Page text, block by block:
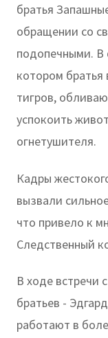
братья
обращении со
подопечными. В
котором
тигров,
успокоить
огнетушителя.
Кадры
вызвали
что привело к
Следственный
В ходе встречи
братьев -
работают в